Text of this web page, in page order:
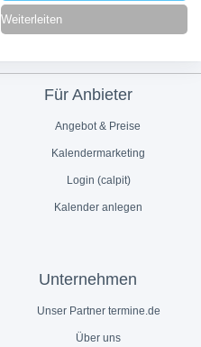
Weiterleiten
Für Anbieter
Angebot & Preise
Kalendermarketing
Login (calpit)
Kalender anlegen
Unternehmen
Unser Partner termine.de
Über uns